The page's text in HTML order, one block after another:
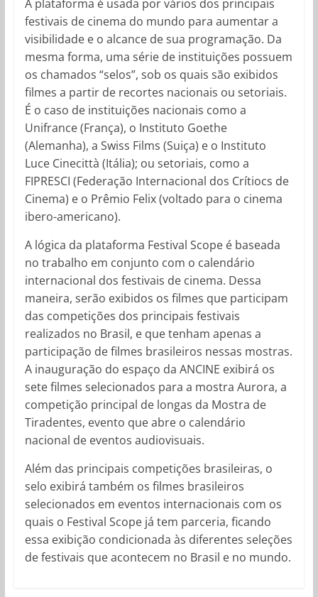
A plataforma é usada por vários dos principais
festivais de cinema do mundo para aumentar a
visibilidade e o alcance de sua programação. Da
mesma forma, uma série de instituições possuem
os chamados “selos”, sob os quais são exibidos
filmes a partir de recortes nacionais ou setoriais.
É o caso de instituições nacionais como a
Unifrance (França), o Instituto Goethe
(Alemanha), a Swiss Films (Suiça) e o Instituto
Luce Cinecittà (Itália); ou setoriais, como a
FIPRESCI (Federação Internacional dos Crítiocs de
Cinema) e o Prêmio Felix (voltado para o cinema
ibero-americano).
A lógica da plataforma Festival Scope é baseada
no trabalho em conjunto com o calendário
internacional dos festivais de cinema. Dessa
maneira, serão exibidos os filmes que participam
das competições dos principais festivais
realizados no Brasil, e que tenham apenas a
participação de filmes brasileiros nessas mostras.
A inauguração do espaço da ANCINE exibirá os
sete filmes selecionados para a mostra Aurora, a
competição principal de longas da Mostra de
Tiradentes, evento que abre o calendário
nacional de eventos audiovisuais.
Além das principais competições brasileiras, o
selo exibirá também os filmes brasileiros
selecionados em eventos internacionais com os
quais o Festival Scope já tem parceria, ficando
essa exibição condicionada às diferentes seleções
de festivais que acontecem no Brasil e no mundo.